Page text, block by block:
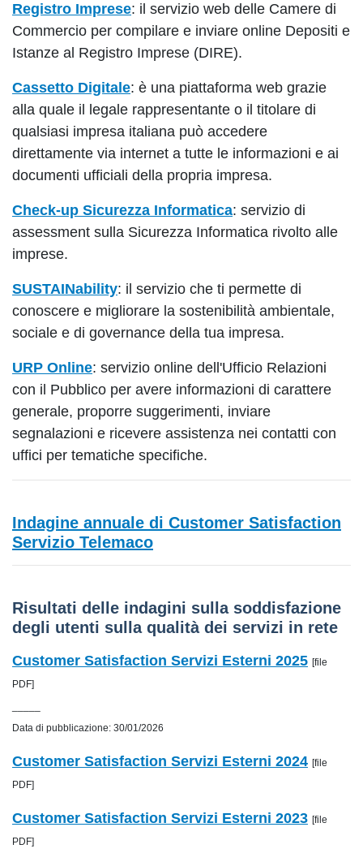
Registro Imprese: il servizio web delle Camere di
Commercio per compilare e inviare online Depositi e
Istanze al Registro Imprese (DIRE).
Cassetto Digitale: è una piattaforma web grazie
alla quale il legale rappresentante o il titolare di
qualsiasi impresa italiana può accedere
direttamente via internet a tutte le informazioni e ai
documenti ufficiali della propria impresa.
Check-up Sicurezza Informatica: servizio di
assessment sulla Sicurezza Informatica rivolto alle
imprese.
SUSTAINability: il servizio che ti permette di
conoscere e migliorare la sostenibilità ambientale,
sociale e di governance della tua impresa.
URP Online: servizio online dell'Ufficio Relazioni
con il Pubblico per avere informazioni di carattere
generale, proporre suggerimenti, inviare
segnalazioni e ricevere assistenza nei contatti con
uffici per tematiche specifiche.
Indagine annuale di Customer Satisfaction
Servizio Telemaco
Risultati delle indagini sulla soddisfazione
degli utenti sulla qualità dei servizi in rete
Customer Satisfaction Servizi Esterni 2025 [file
PDF]
Data di pubblicazione: 30/01/2026
Customer Satisfaction Servizi Esterni 2024 [file
PDF]
Customer Satisfaction Servizi Esterni 2023 [file
PDF]